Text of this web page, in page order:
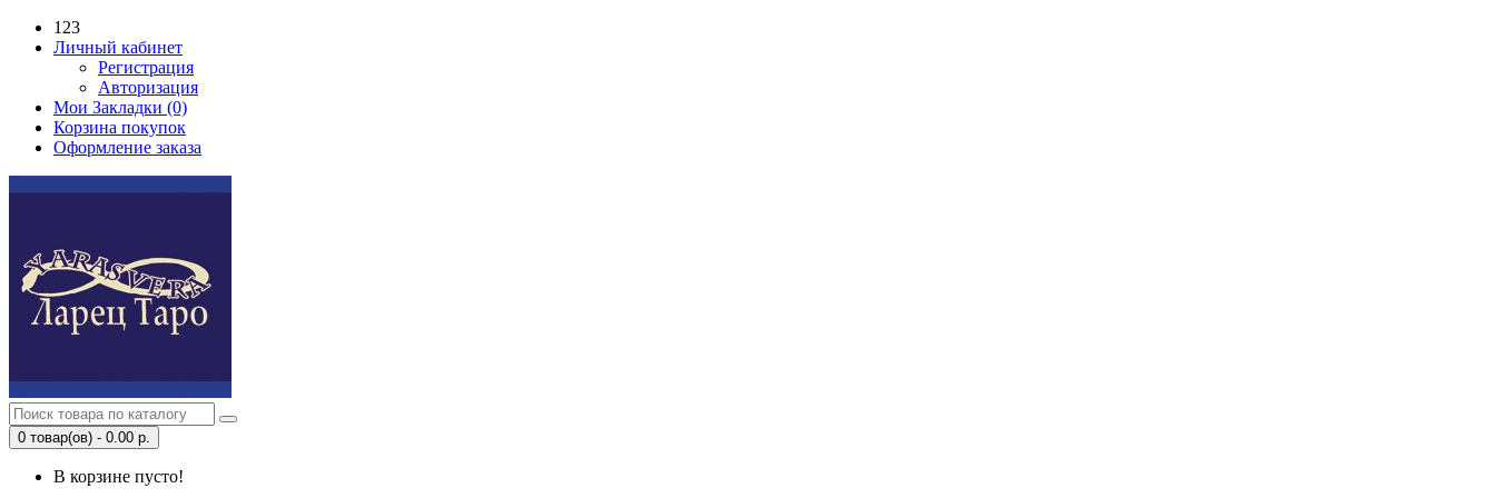
123
Личный кабинет
Регистрация
Авторизация
Мои Закладки (0)
Корзина покупок
Оформление заказа
0 товар(ов) - 0.00 р.
В корзине пусто!